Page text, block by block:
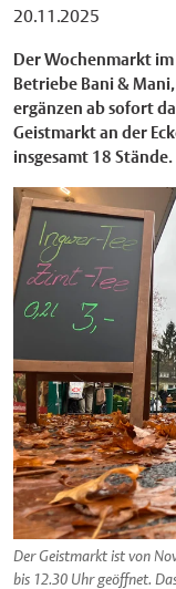
20.11.2025
Der Wochenmarkt
Betriebe Bani &
ergänzen ab sofort
Geistmarkt an der
insgesamt 18 Stände.
Der Geistmarkt ist von
bis 12.30 Uhr geöffnet.